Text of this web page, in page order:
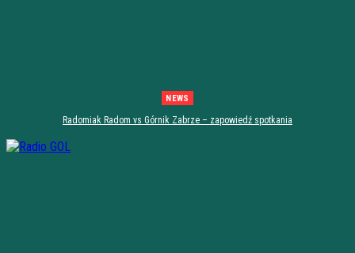
NEWS
Radomiak Radom vs Górnik Zabrze – zapowiedź spotkania